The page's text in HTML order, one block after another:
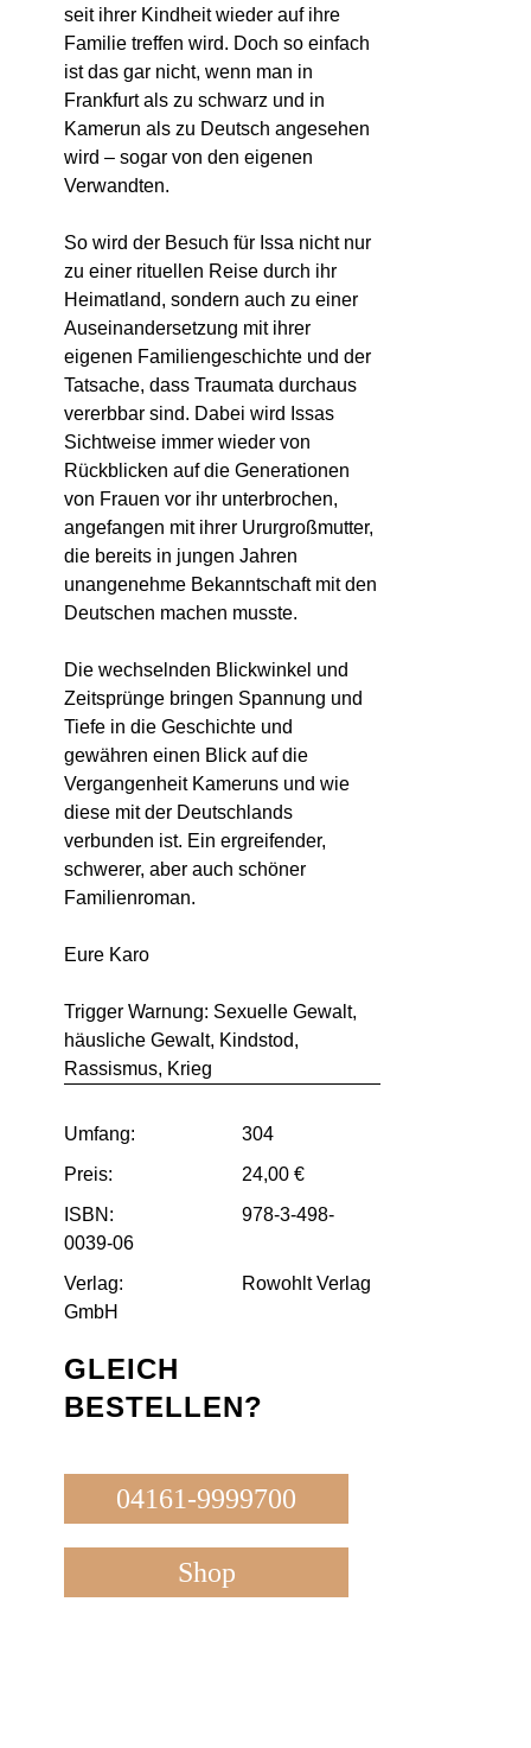
seit ihrer Kindheit wieder auf ihre
Familie treffen wird. Doch so einfach
ist das gar nicht, wenn man in
Frankfurt als zu schwarz und in
Kamerun als zu Deutsch angesehen
wird – sogar von den eigenen
Verwandten.
So wird der Besuch für Issa nicht nur
zu einer rituellen Reise durch ihr
Heimatland, sondern auch zu einer
Auseinandersetzung mit ihrer
eigenen Familiengeschichte und der
Tatsache, dass Traumata durchaus
vererbbar sind. Dabei wird Issas
Sichtweise immer wieder von
Rückblicken auf die Generationen
von Frauen vor ihr unterbrochen,
angefangen mit ihrer Ururgroßmutter,
die bereits in jungen Jahren
unangenehme Bekanntschaft mit den
Deutschen machen musste.
Die wechselnden Blickwinkel und
Zeitsprünge bringen Spannung und
Tiefe in die Geschichte und
gewähren einen Blick auf die
Vergangenheit Kameruns und wie
diese mit der Deutschlands
verbunden ist. Ein ergreifender,
schwerer, aber auch schöner
Familienroman.
Eure Karo
Trigger Warnung: Sexuelle Gewalt,
häusliche Gewalt, Kindstod,
Rassismus, Krieg
Umfang:
304
Preis:
24,00 €
ISBN:
978-3-498-
0039-06
Verlag:
Rowohlt Verlag
GmbH
GLEICH
BESTELLEN?
04161-9999700
Shop